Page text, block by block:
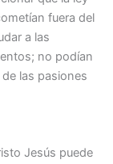
fuera del
a las
no podían
las pasiones
Jesús puede